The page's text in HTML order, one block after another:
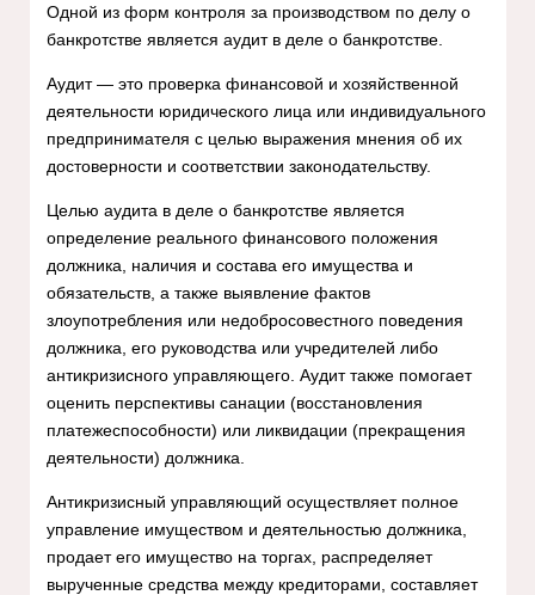
Одной из форм контроля за производством по делу о
банкротстве является аудит в деле о банкротстве.
Аудит — это проверка финансовой и хозяйственной
деятельности юридического лица или индивидуального
предпринимателя с целью выражения мнения об их
достоверности и соответствии законодательству.
Целью аудита в деле о банкротстве является
определение реального финансового положения
должника, наличия и состава его имущества и
обязательств, а также выявление фактов
злоупотребления или недобросовестного поведения
должника, его руководства или учредителей либо
антикризисного управляющего. Аудит также помогает
оценить перспективы санации (восстановления
платежеспособности) или ликвидации (прекращения
деятельности) должника.
Антикризисный управляющий осуществляет полное
управление имуществом и деятельностью должника,
продает его имущество на торгах, распределяет
вырученные средства между кредиторами, составляет